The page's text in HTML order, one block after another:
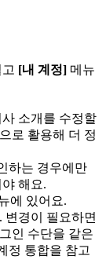
[내 계정] 메뉴
소개를 수정할
로 활용해 더 정
하는 경우에만
해요.
에 있어요.
변경이 필요하면
인 수단을 같은
정 통합을 참고